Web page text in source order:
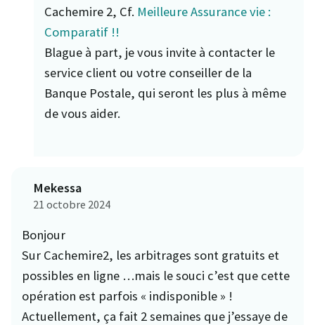
Cachemire 2, Cf. Meilleure Assurance vie :
Comparatif !!
Blague à part, je vous invite à contacter le
service client ou votre conseiller de la
Banque Postale, qui seront les plus à même
de vous aider.
Mekessa
21 octobre 2024
Bonjour
Sur Cachemire2, les arbitrages sont gratuits et
possibles en ligne …mais le souci c’est que cette
opération est parfois « indisponible » !
Actuellement, ça fait 2 semaines que j’essaye de